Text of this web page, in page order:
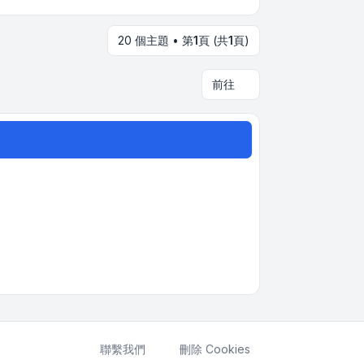
20 個主題 • 第1頁 (共1頁)
前往
聯繫我們 刪除 Cookies